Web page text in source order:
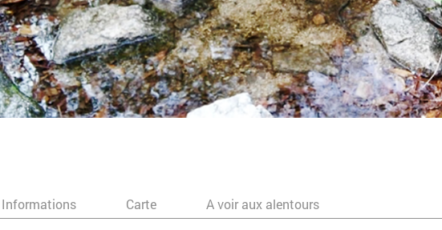
Informations Carte A voir aux alentours